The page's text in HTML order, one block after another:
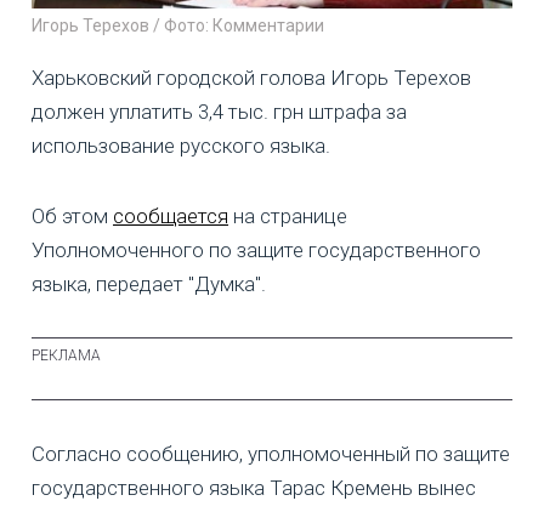
Игорь Терехов / Фото: Комментарии
Харьковский городской голова Игорь Терехов
должен уплатить 3,4 тыс. грн штрафа за
использование русского языка.
Об этом сообщается на странице
Уполномоченного по защите государственного
языка, передает "Думка".
Согласно сообщению, уполномоченный по защите
государственного языка Тарас Кремень вынес